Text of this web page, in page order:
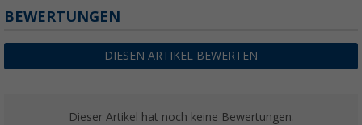
BEWERTUNGEN
DIESEN ARTIKEL BEWERTEN
Dieser Artikel hat noch keine Bewertungen.